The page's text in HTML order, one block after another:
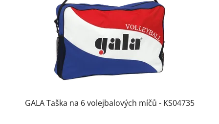
GALA Taška na 6 volejbalových míčů - KS04735